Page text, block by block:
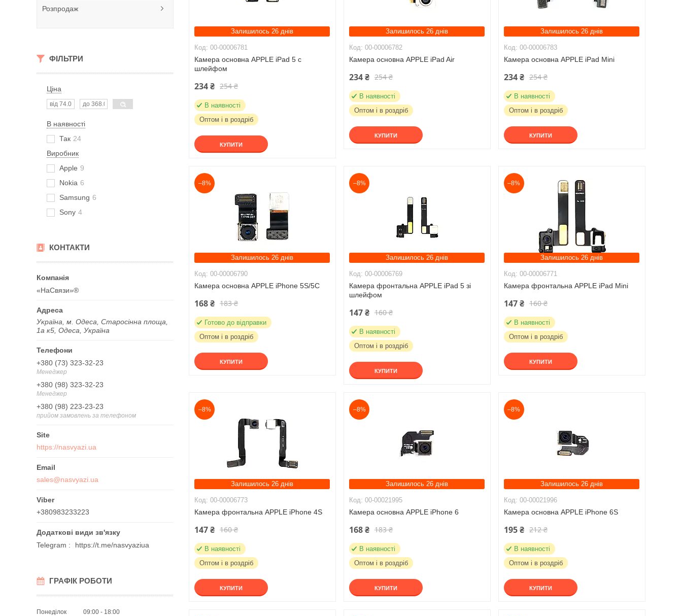
Розпродаж
ФІЛЬТРИ
Ціна
В наявності
Так 24
Виробник
Apple 9
Nokia 6
Samsung 6
Sony 4
КОНТАКТИ
«НаСвязи»®
Україна, м. Одеса, Старосінна площа,
1а к5, Одеса, Україна
+380 (73) 323-32-23
Менеджер
+380 (98) 323-32-23
Менеджер
+380 (98) 223-23-23
прийом замовлень за телефоном
https://nasvyazi.ua
sales@nasvyazi.ua
+380983233223
Telegram https://t.me/nasvyaziua
ГРАФІК РОБОТИ
Понеділок 09:00
18:00
Залишилось 26 днів
00-00006781
Камера основна APPLE iPad 5 c
шлейфом
234 ₴ 254 ₴
В наявності
Оптом і в роздріб
КУПИТИ
Залишилось 26 днів
00-00006782
Камера основна APPLE iPad Air
234 ₴ 254 ₴
В наявності
Оптом і в роздріб
КУПИТИ
Залишилось 26 днів
00-00006783
Камера основна APPLE iPad Mini
234 ₴ 254 ₴
В наявності
Оптом і в роздріб
КУПИТИ
–8%
Залишилось 26 днів
00-00006790
Камера основна APPLE iPhone 5S/5С
168 ₴ 183 ₴
Готово до відправки
Оптом і в роздріб
КУПИТИ
–8%
Залишилось 26 днів
00-00006769
Камера фронтальна APPLE iPad 5 зі
шлейфом
147 ₴ 160 ₴
В наявності
Оптом і в роздріб
КУПИТИ
–8%
Залишилось 26 днів
00-00006771
Камера фронтальна APPLE iPad Mini
147 ₴ 160 ₴
В наявності
Оптом і в роздріб
КУПИТИ
–8%
Залишилось 26 днів
00-00006773
Камера фронтальна APPLE iPhone 4S
147 ₴ 160 ₴
В наявності
Оптом і в роздріб
КУПИТИ
–8%
Залишилось 26 днів
00-00021995
Камера основна APPLE iPhone 6
168 ₴ 183 ₴
В наявності
Оптом і в роздріб
КУПИТИ
–8%
Залишилось 26 днів
00-00021996
Камера основна APPLE iPhone 6S
195 ₴ 212 ₴
В наявності
Оптом і в роздріб
КУПИТИ